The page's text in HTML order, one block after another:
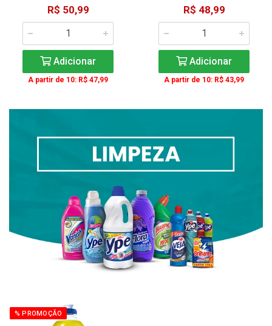
R$ 50,99
Adicionar
A partir de 10: R$ 47,99
R$ 48,99
Adicionar
A partir de 10: R$ 43,99
% PROMOÇÃO